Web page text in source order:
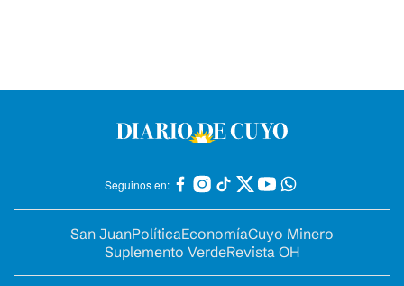
Seguinos en:
San JuanPolíticaEconomíaCuyo Minero
Suplemento VerdeRevista OH